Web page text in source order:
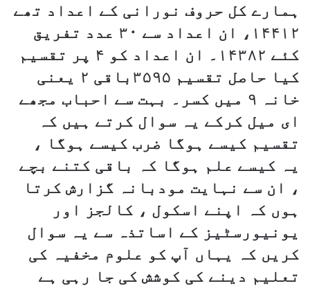
ہمارے کل حروف نورانی کے اعداد تھے
۱۴۴۱۲، ان اعداد سے ۳۰ عدد تفریق
کئے ۱۴۳۸۲۔ ان اعداد کو ۴ پر تقسیم
کیا حاصل تقسیم ۳۵۹۵باقی ۲ یعنی
خانہ ۹ میں کسر۔ بہت سے احباب مجھے
ای میل کرکے یہ سوال کرتے ہیں کہ
تقسیم کیسے ہوگا ضرب کیسے ہوگا ،
یہ کیسے علم ہوگا کہ باقی کتنے بچے
، ان سے نہایت مودبانہ گزارش کرتا
ہوں کہ اپنے اسکول ، کالجز اور
یونیورسٹیز کے اساتذہ سے یہ سوال
کریں کہ یہاں آپ کو علوم مخفیہ کی
تعلیم دینے کی کوشش کی جا رہی ہے